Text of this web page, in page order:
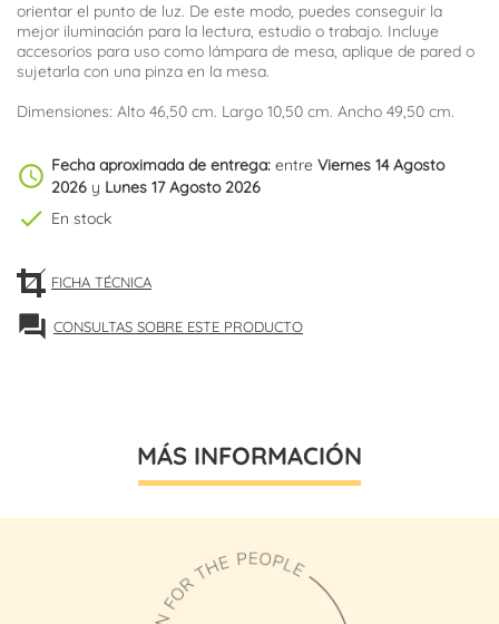
orientar el punto de luz. De este modo, puedes conseguir la
mejor iluminación para la lectura, estudio o trabajo. Incluye
accesorios para uso como lámpara de mesa, aplique de pared o
sujetarla con una pinza en la mesa.
Dimensiones: Alto 46,50 cm. Largo 10,50 cm. Ancho 49,50 cm.
schedule Fecha aproximada de entrega: entre Viernes 14 Agosto
2026 y Lunes 17 Agosto 2026
check En stock
FICHA TÉCNICA
forum CONSULTAS SOBRE ESTE PRODUCTO
MÁS INFORMACIÓN